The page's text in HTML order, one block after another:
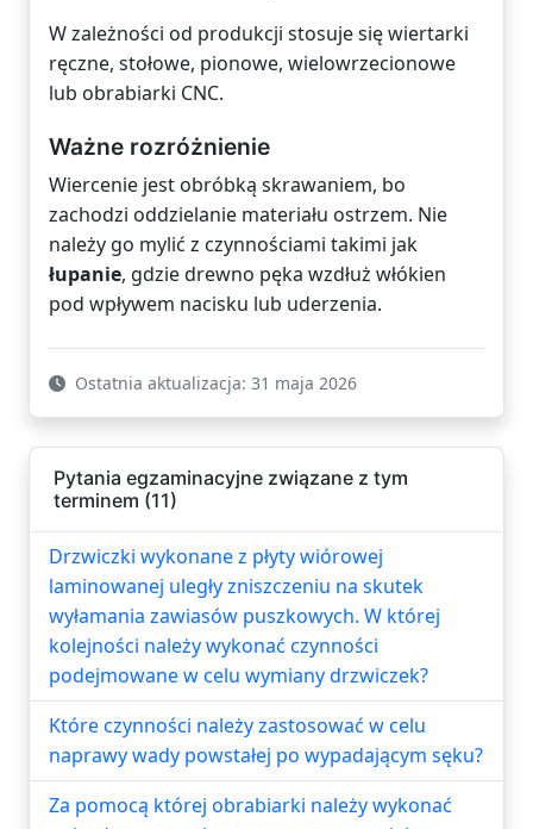
W zależności od produkcji stosuje się wiertarki
ręczne, stołowe, pionowe, wielowrzecionowe
lub obrabiarki CNC.
Ważne rozróżnienie
Wiercenie jest obróbką skrawaniem, bo
zachodzi oddzielanie materiału ostrzem. Nie
należy go mylić z czynnościami takimi jak
łupanie, gdzie drewno pęka wzdłuż włókien
pod wpływem nacisku lub uderzenia.
Ostatnia aktualizacja: 31 maja 2026
Pytania egzaminacyjne związane z tym
terminem (11)
Drzwiczki wykonane z płyty wiórowej
laminowanej uległy zniszczeniu na skutek
wyłamania zawiasów puszkowych. W której
kolejności należy wykonać czynności
podejmowane w celu wymiany drzwiczek?
Które czynności należy zastosować w celu
naprawy wady powstałej po wypadającym sęku?
Za pomocą której obrabiarki należy wykonać